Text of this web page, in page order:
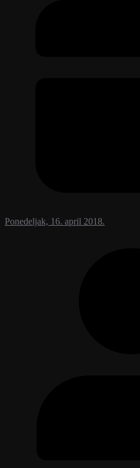
Ponedeljak, 16. april 2018.